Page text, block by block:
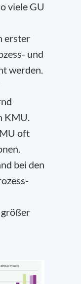
viele GU
erster
und
werden.
KMU.
oft
bei den